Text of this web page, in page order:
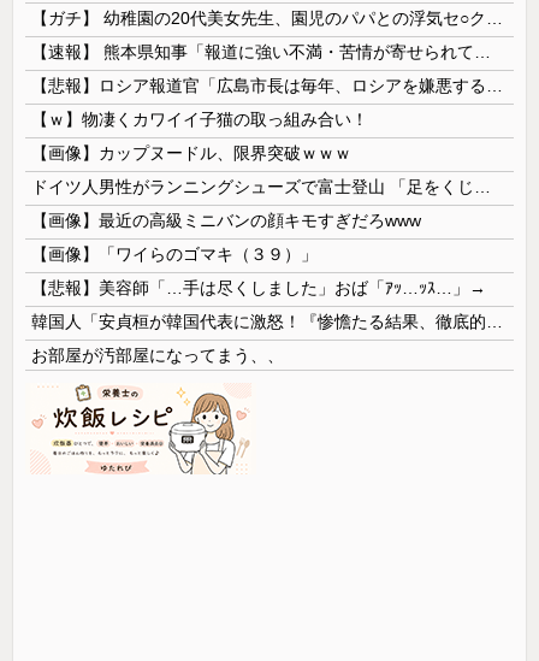
【ｗ】物凄くカワイイ子猫の取っ組み合い！
【画像】カップヌードル、限界突破ｗｗｗ
【画像】最近の高級ミニバンの顔キモすぎだろwww
【画像】「ワイらのゴマキ（３９）」
【悲報】美容師「…手は尽くしました」おば「ｱｯ…ｯｽ…」→
お部屋が汚部屋になってまう、、